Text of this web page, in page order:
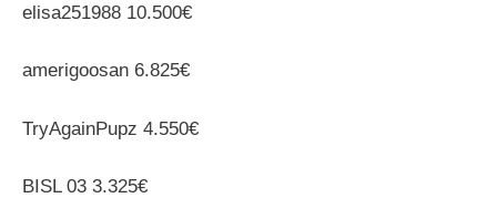
elisa251988 10.500€
amerigoosan 6.825€
TryAgainPupz 4.550€
BISL 03 3.325€